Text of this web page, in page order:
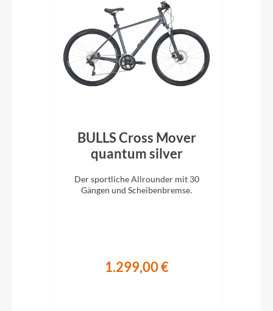
BULLS Cross Mover
quantum silver
Der sportliche Allrounder mit 30
Gängen und Scheibenbremse.
1.299,00 €